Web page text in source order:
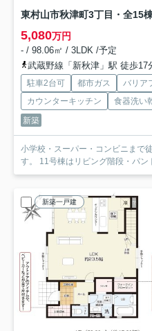
5,080万円
- / 98.06㎡ / 3LDK /予定
武蔵野線「新秋津」駅 徒歩17
駐車2台可 都市ガス バリア
カウンターキッチン
食器洗い
新築
小学校・スーパー・コンビニまで
す。 11号棟はリビング階段・パ
新築一戸建